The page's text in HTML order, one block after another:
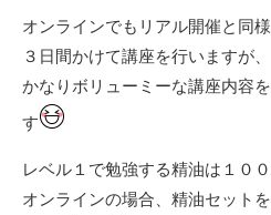
オンラインでもリアル開催と同様
３日間かけて講座を行いますが、
かなりボリューミーな講座内容
す
レベル１で勉強する精油は１０
オンラインの場合、 精油セット